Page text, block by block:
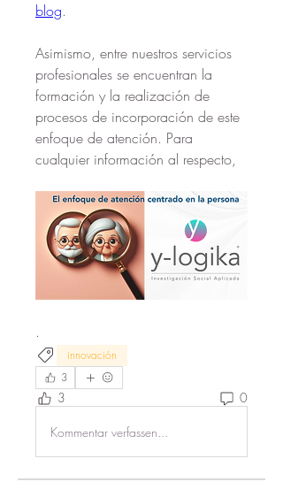
blog.
Asimismo, entre nuestros servicios
profesionales se encuentran la
formación y la realización de
procesos de incorporación de este
enfoque de atención. Para
cualquier información al respecto,
.
innovación
3
3 0
Kommentar verfassen...